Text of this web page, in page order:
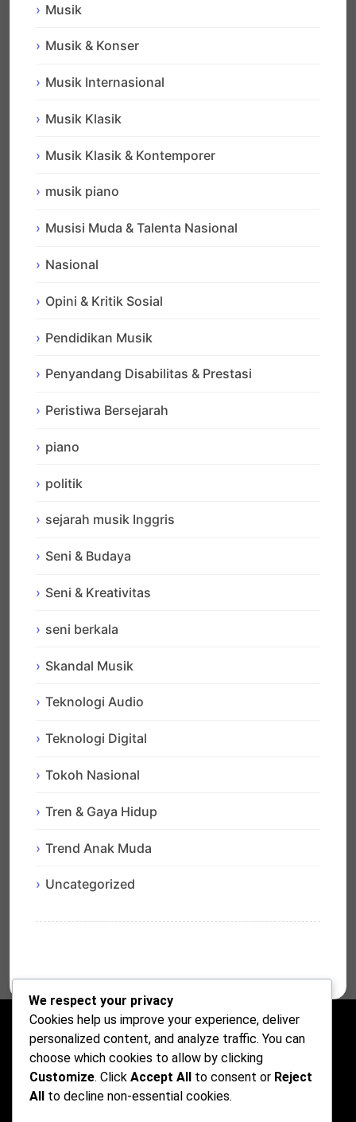
Musik
Musik & Konser
Musik Internasional
Musik Klasik
Musik Klasik & Kontemporer
musik piano
Musisi Muda & Talenta Nasional
Nasional
Opini & Kritik Sosial
Pendidikan Musik
Penyandang Disabilitas & Prestasi
Peristiwa Bersejarah
piano
politik
sejarah musik Inggris
Seni & Budaya
Seni & Kreativitas
seni berkala
Skandal Musik
Teknologi Audio
Teknologi Digital
Tokoh Nasional
Tren & Gaya Hidup
Trend Anak Muda
Uncategorized
We respect your privacy
Cookies help us improve your experience, deliver
personalized content, and analyze traffic. You can
choose which cookies to allow by clicking
Customize. Click Accept All to consent or Reject
All to decline non-essential cookies.